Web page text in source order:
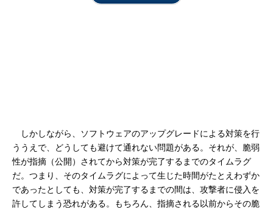
しかしながら、ソフトウェアのアップグレードによる対策を行
ううえで、どうしても避けて通れない問題がある。それが、脆弱
性が指摘（公開）されてから対策が完了するまでのタイムラグ
だ。つまり、そのタイムラグによって生じた時間がたとえわずか
であったとしても、対策が完了するまでの間は、攻撃者に侵入を
許してしまう恐れがある。もちろん、指摘される以前からその脆